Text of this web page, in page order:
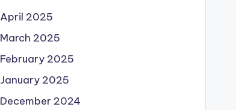
April 2025
March 2025
February 2025
January 2025
December 2024